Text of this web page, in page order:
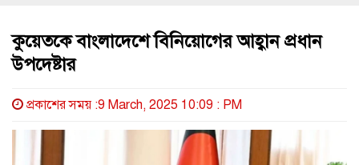
কুয়েতকে বাংলাদেশে বিনিয়োগের আহ্বান প্রধান
উপদেষ্টার
প্রকাশের সময় :9 March, 2025 10:09 : PM